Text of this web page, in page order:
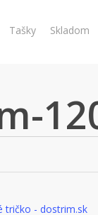
Tašky Skladom